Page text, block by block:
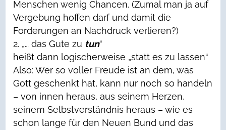
Menschen wenig Chancen. (Zumal man ja auf
Vergebung hoffen darf und damit die
Forderungen an Nachdruck verlieren?)
„… das Gute zu tun“
heißt dann logischerweise „statt es zu lassen“
Also: Wer so voller Freude ist an dem, was
Gott geschenkt hat, kann nur noch so handeln
– von innen heraus, aus seinem Herzen,
seinem Selbstverständnis heraus – wie es
schon lange für den Neuen Bund und das